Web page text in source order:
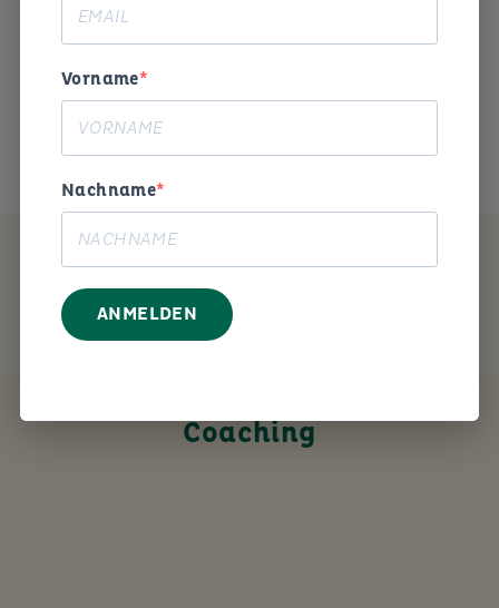
Begeisterung und Humor die
Das ist mein Anliegen.
MEIN ANGEBOT
Coaching
Vorname
Nachname
ANMELDEN